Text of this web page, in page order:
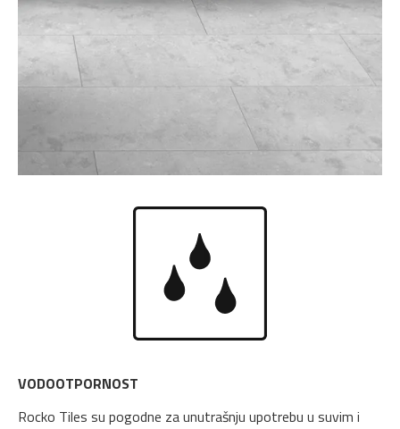
VODOOTPORNOST
Rocko Tiles su pogodne za unutrašnju upotrebu u suvim i